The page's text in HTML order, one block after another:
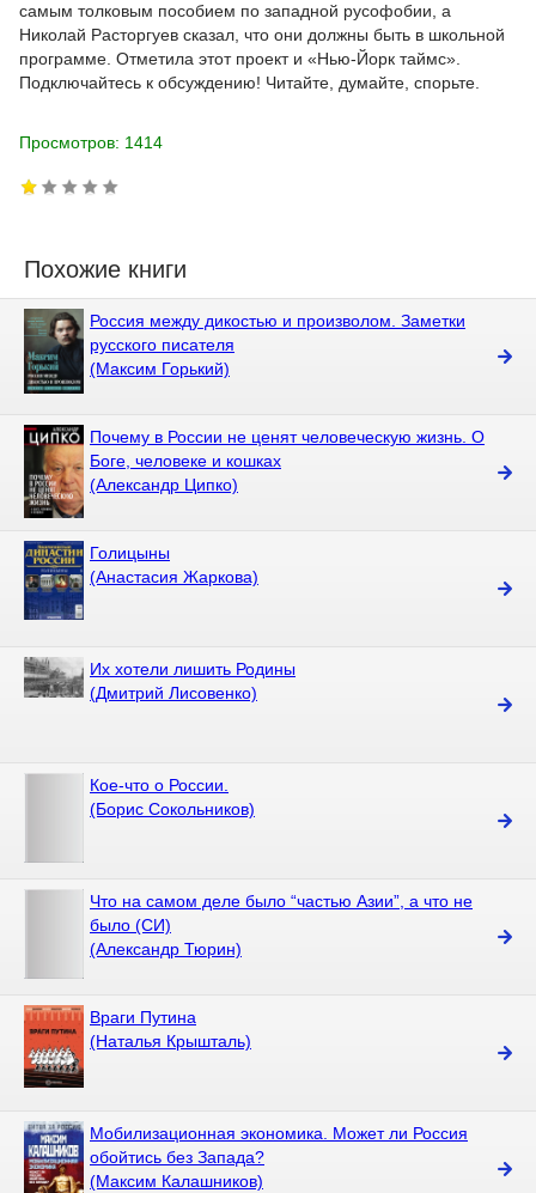
самым толковым пособием по западной русофобии, а
Николай Расторгуев сказал, что они должны быть в школьной
программе. Отметила этот проект и «Нью-Йорк таймс».
Подключайтесь к обсуждению! Читайте, думайте, спорьте.
Просмотров: 1414
Похожие книги
Россия между дикостью и произволом. Заметки
русского писателя
(Максим Горький)
Почему в России не ценят человеческую жизнь. О
Боге, человеке и кошках
(Александр Ципко)
Голицыны
(Анастасия Жаркова)
Их хотели лишить Родины
(Дмитрий Лисовенко)
Кое-что о России.
(Борис Сокольников)
Что на самом деле было “частью Азии”, а что не
было (СИ)
(Александр Тюрин)
Враги Путина
(Наталья Крышталь)
Мобилизационная экономика. Может ли Россия
обойтись без Запада?
(Максим Калашников)